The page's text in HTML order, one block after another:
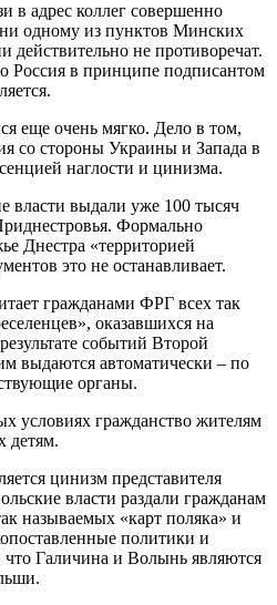
в адрес коллег совершенно
одному из пунктов Минских
действительно не противоречат.
Россия в принципе подписантом
еще очень мягко. Дело в том,
со стороны Украины и Запада в
наглости и цинизма.
власти выдали уже 100 тысяч
Формально
Днестра «территорией
это не останавливает.
гражданами ФРГ всех так
оказавшихся на
событий Второй
выдаются автоматически – по
органы.
условиях гражданство жителям
детям.
цинизм представителя
власти раздали гражданам
называемых «карт поляка» и
политики и
Галичина и Волынь являются